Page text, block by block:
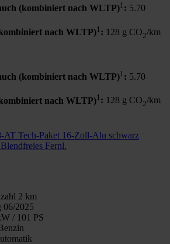
(kombiniert nach WLTP)1 : 5.70
nach WLTP)1 : 128 g CO2/km
(kombiniert nach WLTP)1 : 5.70
nach WLTP)1 : 128 g CO2/km
AT Tech-Paket 16-Zoll-Alu schwarz
Fernl.
2 km
06/2025
/ 101 PS